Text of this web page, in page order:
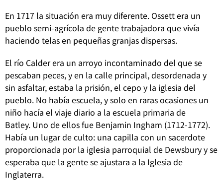
En 1717 la situación era muy diferente. Ossett era un
pueblo semi-agrícola de gente trabajadora que vivía
haciendo telas en pequeñas granjas dispersas.
El río Calder era un arroyo incontaminado del que se
pescaban peces, y en la calle principal, desordenada y
sin asfaltar, estaba la prisión, el cepo y la iglesia del
pueblo. No había escuela, y solo en raras ocasiones un
niño hacía el viaje diario a la escuela primaria de
Batley. Uno de ellos fue Benjamin Ingham (1712-1772).
Había un lugar de culto: una capilla con un sacerdote
proporcionada por la iglesia parroquial de Dewsbury y se
esperaba que la gente se ajustara a la Iglesia de
Inglaterra.